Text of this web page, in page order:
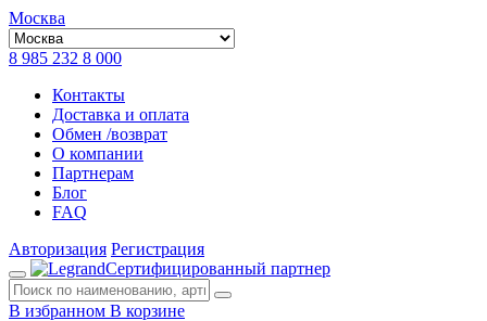
Москва
8 985 232 8 000
Контакты
Доставка и оплата
Обмен /возврат
О компании
Партнерам
Блог
FAQ
Авторизация Регистрация
Сертифицированный партнер
В избранном В корзине